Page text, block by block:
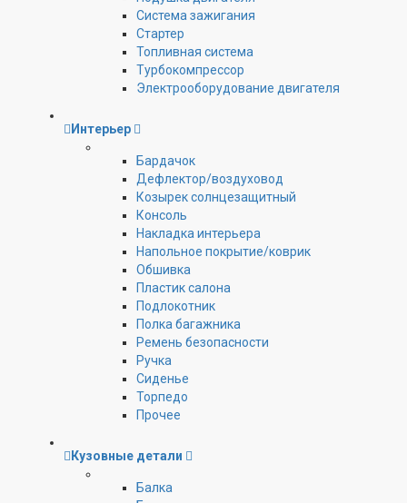
Система зажигания
Стартер
Топливная система
Турбокомпрессор
Электрооборудование двигателя
Интерьер
Бардачок
Дефлектор/воздуховод
Козырек солнцезащитный
Консоль
Накладка интерьера
Напольное покрытие/коврик
Обшивка
Пластик салона
Подлокотник
Полка багажника
Ремень безопасности
Ручка
Сиденье
Торпедо
Прочее
Кузовные детали
Балка